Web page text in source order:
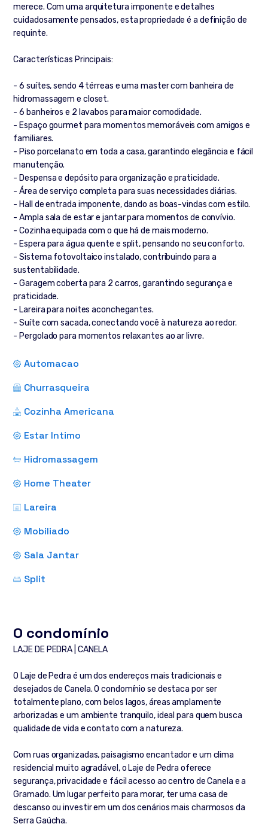
merece. Com uma arquitetura imponente e detalhes
cuidadosamente pensados, esta propriedade é a definição de
requinte.
Características Principais:
- 6 suítes, sendo 4 térreas e uma master com banheira de
hidromassagem e closet.
- 6 banheiros e 2 lavabos para maior comodidade.
- Espaço gourmet para momentos memoráveis com amigos e
familiares.
- Piso porcelanato em toda a casa, garantindo elegância e fácil
manutenção.
- Despensa e depósito para organização e praticidade.
- Área de serviço completa para suas necessidades diárias.
- Hall de entrada imponente, dando as boas-vindas com estilo.
- Ampla sala de estar e jantar para momentos de convívio.
- Cozinha equipada com o que há de mais moderno.
- Espera para água quente e split, pensando no seu conforto.
- Sistema fotovoltaico instalado, contribuindo para a
sustentabilidade.
- Garagem coberta para 2 carros, garantindo segurança e
praticidade.
- Lareira para noites aconchegantes.
- Suíte com sacada, conectando você à natureza ao redor.
- Pergolado para momentos relaxantes ao ar livre.
Automacao
Churrasqueira
Cozinha Americana
Estar Intimo
Hidromassagem
Home Theater
Lareira
Mobiliado
Sala Jantar
Split
O condomínio
LAJE DE PEDRA | CANELA
O Laje de Pedra é um dos endereços mais tradicionais e
desejados de Canela. O condomínio se destaca por ser
totalmente plano, com belos lagos, áreas amplamente
arborizadas e um ambiente tranquilo, ideal para quem busca
qualidade de vida e contato com a natureza.
Com ruas organizadas, paisagismo encantador e um clima
residencial muito agradável, o Laje de Pedra oferece
segurança, privacidade e fácil acesso ao centro de Canela e a
Gramado. Um lugar perfeito para morar, ter uma casa de
descanso ou investir em um dos cenários mais charmosos da
Serra Gaúcha.